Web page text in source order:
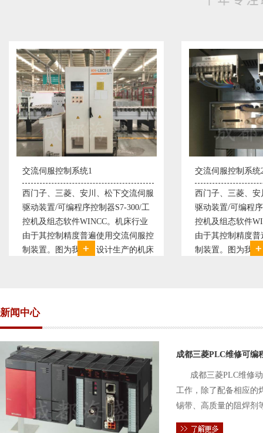
交流伺服控制系统2
西门子、三菱、安川、松下交流伺服
驱动装置/可编程序控制器S7-300/工
控机及组态软件WINCC。机床行业
由于其控制精度普遍使用交流伺服控
制装置。图为我公司设计生产的机床
变频恒压供水系
变频恒压供水系
极调速技术原理
使供水随着使用
持供水设定压力
点、远传压力表
新闻中心
成都三菱PLC维修可编
成都三菱PLC维修
工作，除了配备相应的
锡带、高质量的阻焊剂
件的电路及通信电缆。